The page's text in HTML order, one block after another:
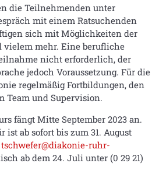
die Teilnehmenden unter
mit einem Ratsuchenden
sich mit Möglichkeiten der
mehr. Eine berufliche
nicht erforderlich, der
jedoch Voraussetzung. Für die
regelmäßig Fortbildungen, den
Team und Supervision.
fängt Mitte September 2023 an.
ab sofort bis zum 31. August
tschwefer@diakonie-ruhr-
ab dem 24. Juli unter (0 29 21)